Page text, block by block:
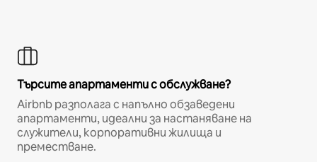
Търсите апартаменти с обслужване?
Airbnb разполага с напълно обзаведени
апартаменти, идеални за настаняване на
служители, корпоративни жилища и
преместване.